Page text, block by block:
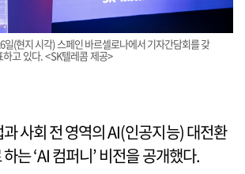
일(현지 시각) 스페인 바르셀로나에서 기자간담회를 갖
하고 있다. <SK텔레콤 제공>
사회 전 영역의 AI(인공지능) 대전환
는 ‘AI 컴퍼니’ 비전을 공개했다.